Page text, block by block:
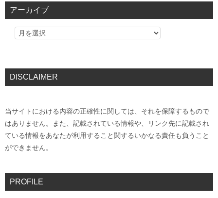
アーカイブ
DISCLAIMER
当サイトにおける内容の正確性に関しては、それを保障するもので
はありません。また、記載されている情報や、リンク先に記載され
ている情報をあなたが利用すること関するいかなる責任も負うこと
ができません。
PROFILE